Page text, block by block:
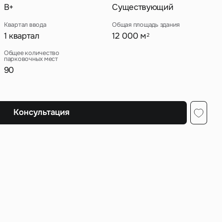
B+ Существующий
Квартал ввода
1 квартал
Общая площадь здания
12 000 м2
Общее количество
парковочных мест
90
Консультация